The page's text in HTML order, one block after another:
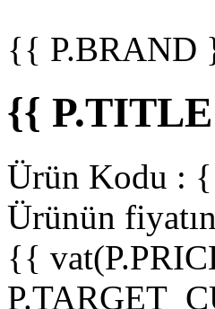
{{ P.BRAND
{{
Ürün Kodu :
Ürünün
{{